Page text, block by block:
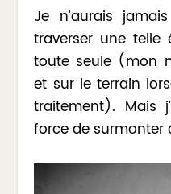
Je n’aurais
traverser une telle
toute seule (mon
et sur le terrain
traitement). Mais
force de surmonter